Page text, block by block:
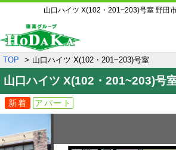
山口ハイツ X(102・201~203)号室 野田
TOP 山口ハイツ X(102・201~203)号室
山口ハイツ X(102・201~203)号
新着 アパート